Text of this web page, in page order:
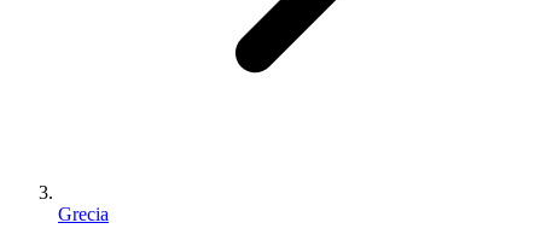
Grecia